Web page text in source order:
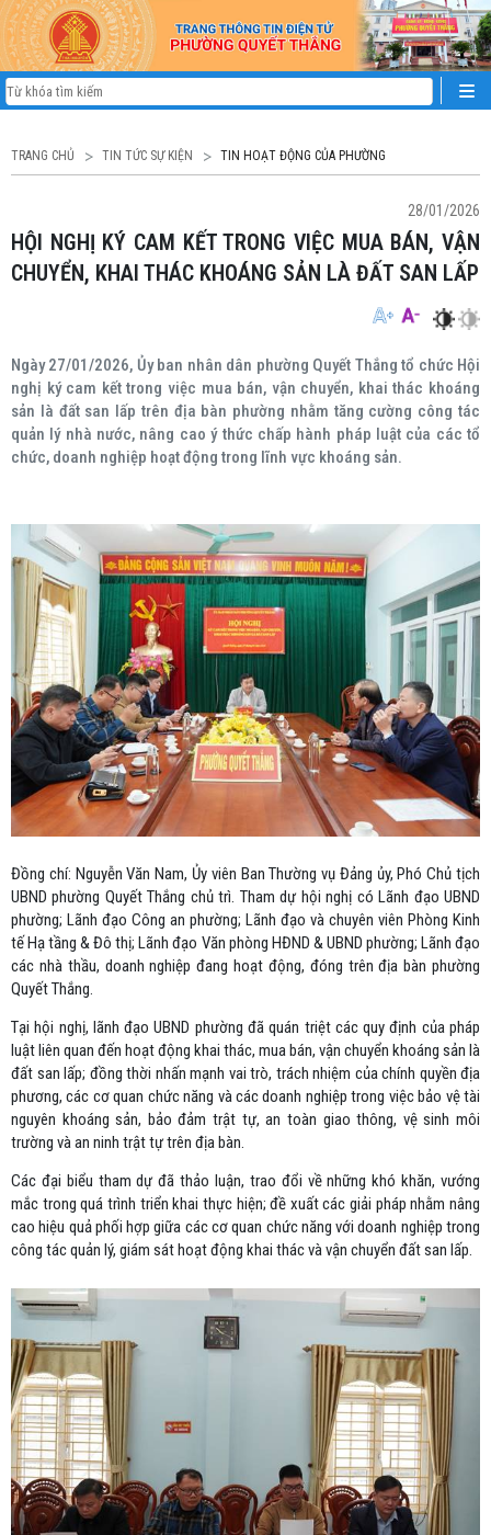
TRANG CHỦ TIN TỨC SỰ KIỆN TIN HOẠT ĐỘNG CỦA PHƯỜNG
28/01/2026
HỘI NGHỊ KÝ CAM KẾT TRONG VIỆC MUA BÁN, VẬN
CHUYỂN, KHAI THÁC KHOÁNG SẢN LÀ ĐẤT SAN LẤP
Ngày 27/01/2026, Ủy ban nhân dân phường Quyết Thắng tổ chức Hội
nghị ký cam kết trong việc mua bán, vận chuyển, khai thác khoáng
sản là đất san lấp trên địa bàn phường nhằm tăng cường công tác
quản lý nhà nước, nâng cao ý thức chấp hành pháp luật của các tổ
chức, doanh nghiệp hoạt động trong lĩnh vực khoáng sản.
Đồng chí: Nguyễn Văn Nam, Ủy viên Ban Thường vụ Đảng ủy, Phó Chủ tịch
UBND phường Quyết Thắng chủ trì. Tham dự hội nghị có Lãnh đạo UBND
phường; Lãnh đạo Công an phường; Lãnh đạo và chuyên viên Phòng Kinh
tế Hạ tầng & Đô thị; Lãnh đạo Văn phòng HĐND & UBND phường; Lãnh đạo
các nhà thầu, doanh nghiệp đang hoạt động, đóng trên địa bàn phường
Quyết Thắng.
Tại hội nghị, lãnh đạo UBND phường đã quán triệt các quy định của pháp
luật liên quan đến hoạt động khai thác, mua bán, vận chuyển khoáng sản là
đất san lấp; đồng thời nhấn mạnh vai trò, trách nhiệm của chính quyền địa
phương, các cơ quan chức năng và các doanh nghiệp trong việc bảo vệ tài
nguyên khoáng sản, bảo đảm trật tự, an toàn giao thông, vệ sinh môi
trường và an ninh trật tự trên địa bàn.
Các đại biểu tham dự đã thảo luận, trao đổi về những khó khăn, vướng
mắc trong quá trình triển khai thực hiện; đề xuất các giải pháp nhằm nâng
cao hiệu quả phối hợp giữa các cơ quan chức năng với doanh nghiệp trong
công tác quản lý, giám sát hoạt động khai thác và vận chuyển đất san lấp.